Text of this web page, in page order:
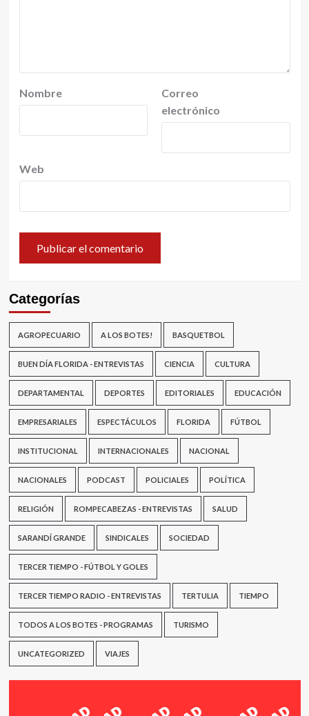
Nombre
Correo
electrónico
Web
Categorías
AGROPECUARIO A LOS BOTES! BASQUETBOL
BUEN DÍA FLORIDA - ENTREVISTAS CIENCIA CULTURA
DEPARTAMENTAL DEPORTES EDITORIALES EDUCACIÓN
EMPRESARIALES ESPECTÁCULOS FLORIDA FÚTBOL
INSTITUCIONAL INTERNACIONALES NACIONAL
NACIONALES PODCAST POLICIALES POLÍTICA
RELIGIÓN ROMPECABEZAS - ENTREVISTAS SALUD
SARANDÍ GRANDE SINDICALES SOCIEDAD
TERCER TIEMPO - FÚTBOL Y GOLES
TERCER TIEMPO RADIO - ENTREVISTAS TERTULIA TIEMPO
TODOS A LOS BOTES - PROGRAMAS TURISMO
UNCATEGORIZED VIAJES